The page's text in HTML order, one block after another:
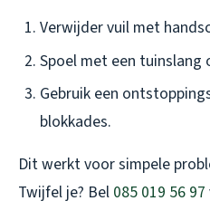
Verwijder vuil met
Spoel met een tuinslang
Gebruik een
blokkades.
Dit werkt voor simpele
Twijfel je? Bel 085 019 56 97